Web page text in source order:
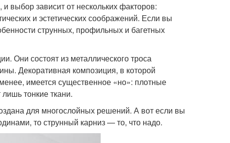
выбор зависит от нескольких факторов:
и эстетических соображений. Если вы
струнных, профильных и багетных
Они состоят из металлического троса
Декоративная композиция, в которой
имеется существенное «но»: плотные
тонкие ткани.
для многослойных решений. А вот если вы
то струнный карниз — то, что надо.